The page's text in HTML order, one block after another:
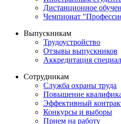
Дистанционное
Чемпионат
Выпускникам
Трудоустройство
Отзывы выпускников
Аккредитация
Сотрудникам
Служба охраны труда
Повышение
Эффективный
Конкурсы и выборы
Прием на работу